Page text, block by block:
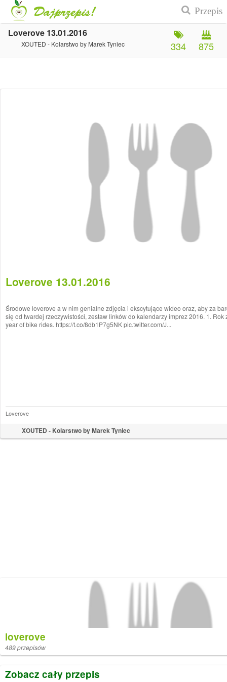
Loverove 13.01.2016
XOUTED - Kolarstwo by Marek Tyniec 875
334
Loverove 13.01.2016
Środowe loverove a w nim genialne zdjęcia i ekscytujące wideo oraz, aby za
się od twardej rzeczywistości, zestaw linków do kalendarzy imprez 2016. 1. Rok
year of bike rides. https://t.co/8db1P7g5NK pic.twitter.com/J...
XOUTED - Kolarstwo by Marek Tyniec
Loverove
loverove
489 przepisów
Zobacz cały przepis